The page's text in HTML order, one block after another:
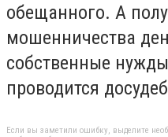
обещанного. А
мошенничества
собственные
проводится
Если вы заметили ошибку, выделите